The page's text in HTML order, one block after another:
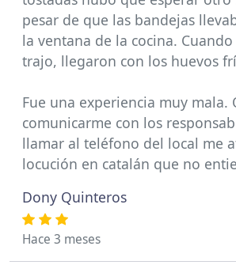
pesar de que las bandejas
la ventana de la cocina.
trajo, llegaron con los huevos
Fue una experiencia muy mala.
comunicarme con los
llamar al teléfono del local me
locución en catalán que no
Dony Quinteros
Hace 3 meses